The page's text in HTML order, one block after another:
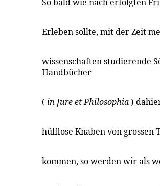
Erleben sollte, mit der Zeit
wissenschaften studierende
Handbücher
( in Jure et Philosophia)
hülflose Knaben von grossen
kommen, so werden wir als